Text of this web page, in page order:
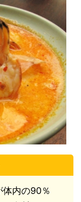
体内の90％